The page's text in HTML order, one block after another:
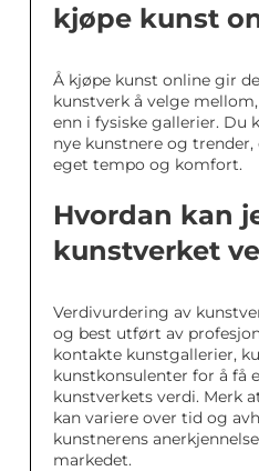
kjøpe kunst
Å kjøpe kunst online gir
kunstverk å velge
enn i fysiske gallerier. Du
nye kunstnere og
eget tempo og komfort.
Hvordan kan
kunstverket
Verdivurdering av
og best utført av
kontakte kunstgallerier,
kunstkonsulenter for å få
kunstverkets verdi. Merk
kan variere over tid og
kunstnerens
markedet.